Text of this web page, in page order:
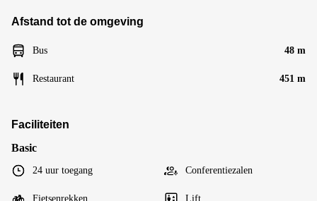
Afstand tot de omgeving
Bus 48 m
Restaurant 451 m
Faciliteiten
Basic
24 uur toegang Conferentiezalen
Fietsenrekken Lift